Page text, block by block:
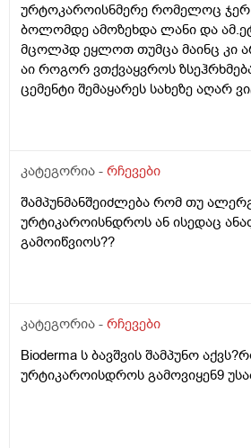
ურტოკაროისნმერე რომელოც
ბოლომდე ამოზეხდა ლანი და
მცოლპდ ეყლოთ თუმცა მაინც კი
აი როგორ ვთქვაყვროს
ცემენტი შემაყარეს სახეზე აღარ
წვალებაშო..სულ ბავშობიდან
2036წელს.ვეღარ
დამატენოანებელო ვერ
მერე 4ჯერ ვისმევ პატარა პატარა
ბიბჩენის დამცავ გვირილოს
უკბე არადა ჭიჭყიანია ხომ არ
ტამზე არვარ ასე.წყლოთაც კი ჩიმი
სახეზე წამოერად.ბუნჩენსაც
კატეგორია - რჩევები
შამპუნმანშეიძლება რომ თუ
ურტიკაროისნდროს ან ისედაც
გამოიწვიოს??
კატეგორია - რჩევები
Bioderma ს ბავშვის შამპუნო
ურტიკაროისდროს გამოვიყენ9